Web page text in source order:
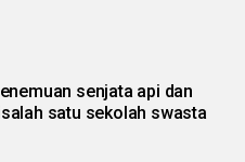
senjata api dan
satu sekolah swasta